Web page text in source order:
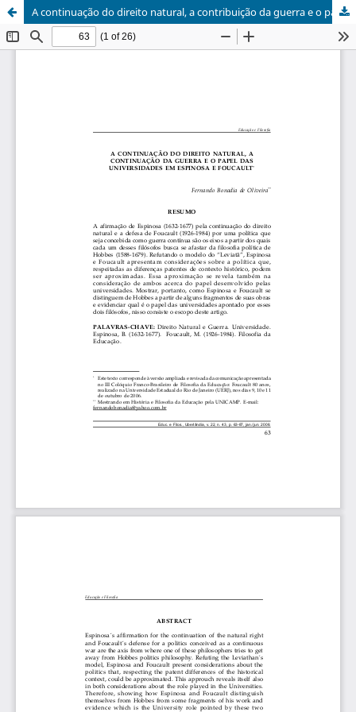
A continuação do direito natural, a contribuição da guerra e o papel das universidades em Espinosa e Foucault